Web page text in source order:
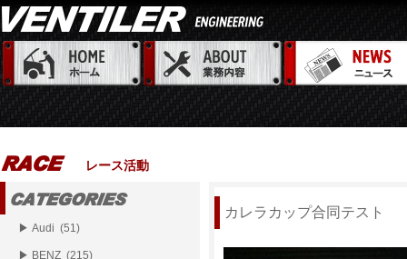
レース活動
カレラカップ合同テスト
▶ Audi (51)
▶ BENZ (215)